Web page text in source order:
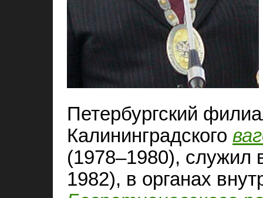
Петербургский
Калининградского
(1978–1980), служил
1982), в органах